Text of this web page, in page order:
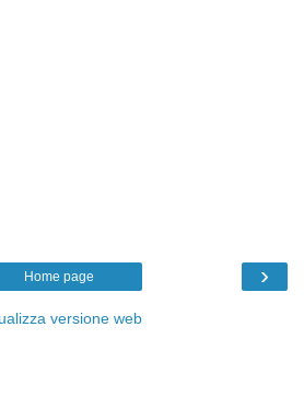
›
Home page
versione web